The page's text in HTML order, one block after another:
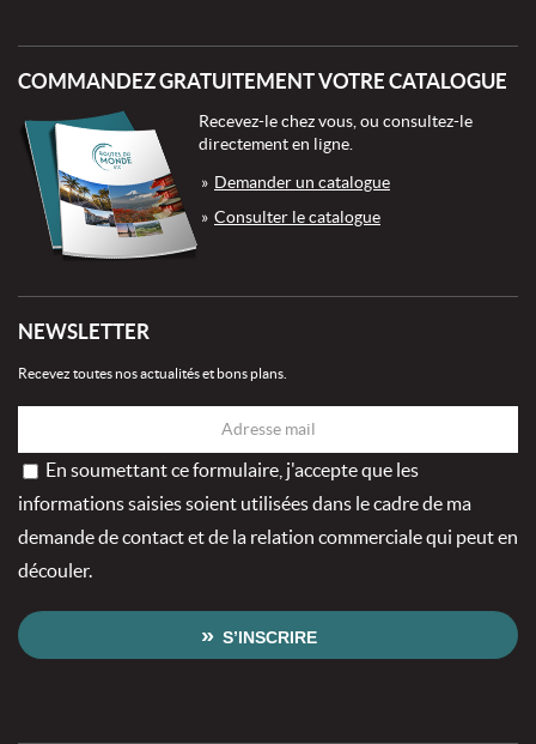
COMMANDEZ GRATUITEMENT VOTRE CATALOGUE
Recevez-le chez vous, ou consultez-le
directement en ligne.
Demander un catalogue
Consulter le catalogue
NEWSLETTER
Recevez toutes nos actualités et bons plans.
En soumettant ce formulaire, j'accepte que les
informations saisies soient utilisées dans le cadre de ma
demande de contact et de la relation commerciale qui peut en
découler.
S’INSCRIRE